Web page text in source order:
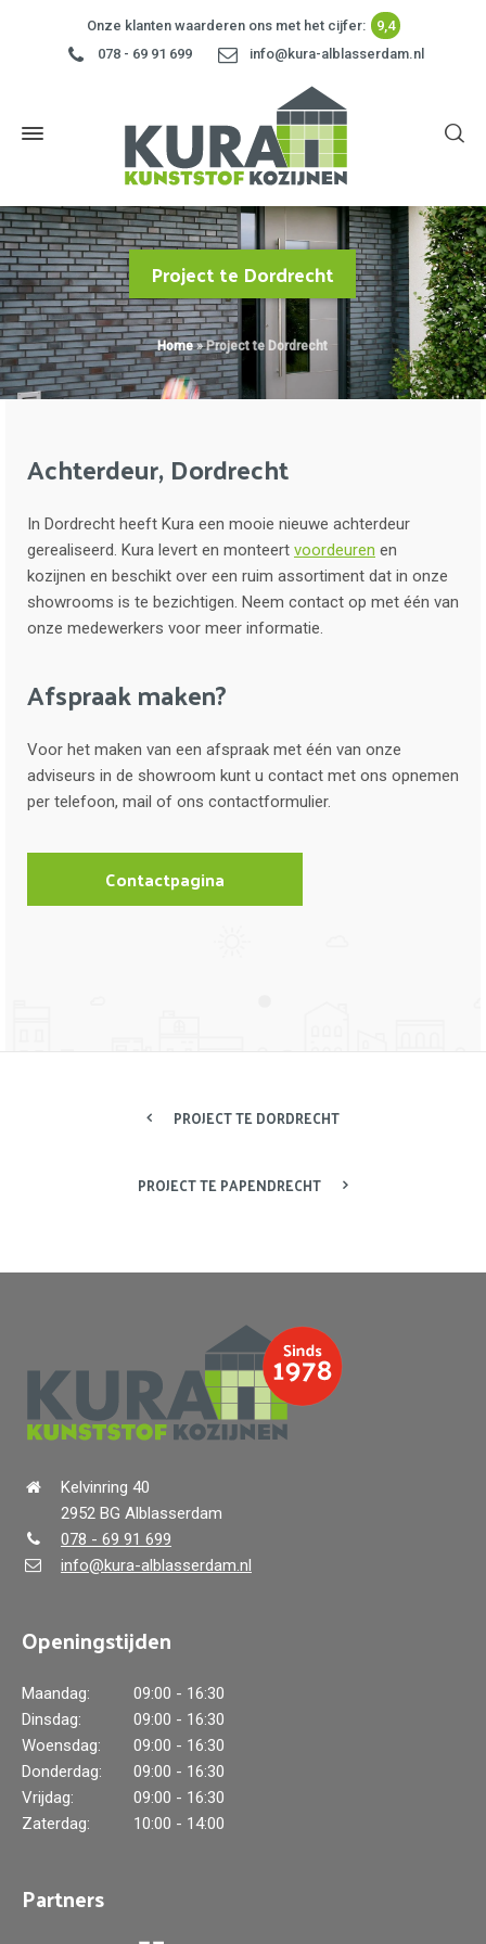
Onze klanten waarderen ons met het cijfer:
9,4
078 - 69 91 699
info@kura-alblasserdam.nl
Project te Dordrecht
Home»Project te Dordrecht
Achterdeur, Dordrecht
In Dordrecht heeft Kura een mooie nieuwe achterdeur
gerealiseerd. Kura levert en monteert voordeuren en
kozijnen en beschikt over een ruim assortiment dat in onze
showrooms is te bezichtigen. Neem contact op met één van
onze medewerkers voor meer informatie.
Afspraak maken?
Voor het maken van een afspraak met één van onze
adviseurs in de showroom kunt u contact met ons opnemen
per telefoon, mail of ons contactformulier.
Contactpagina
PROJECT TE DORDRECHT
PROJECT TE PAPENDRECHT
Kelvinring 40
2952 BG Alblasserdam
078 - 69 91 699
info@kura-alblasserdam.nl
Openingstijden
Maandag:
09:00 - 16:30
Dinsdag:
09:00 - 16:30
Woensdag:
09:00 - 16:30
Donderdag:
09:00 - 16:30
Vrijdag:
09:00 - 16:30
Zaterdag:
10:00 - 14:00
Partners